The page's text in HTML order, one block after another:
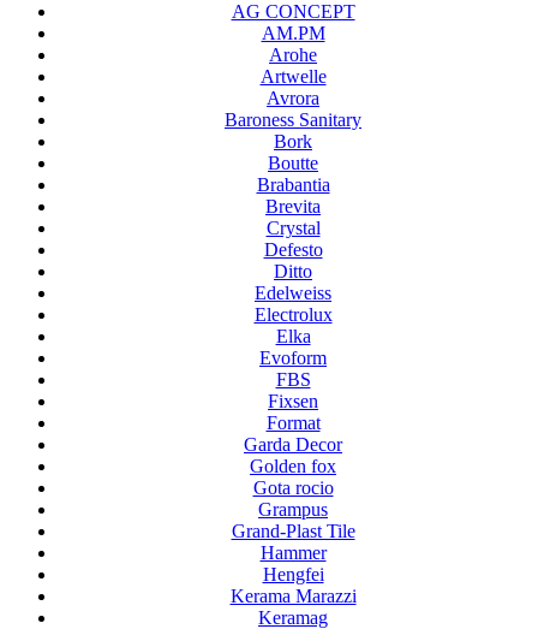
AG CONCEPT
AM.PM
Arohe
Artwelle
Avrora
Baroness Sanitary
Bork
Boutte
Brabantia
Brevita
Crystal
Defesto
Ditto
Edelweiss
Electrolux
Elka
Evoform
FBS
Fixsen
Format
Garda Decor
Golden fox
Gota rocio
Grampus
Grand-Plast Tile
Hammer
Hengfei
Kerama Marazzi
Keramag